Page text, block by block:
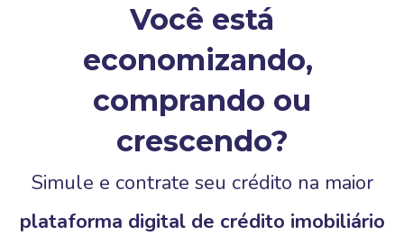
Você está
economizando,
comprando ou
crescendo?
Simule e contrate seu crédito na maior
plataforma digital de crédito imobiliário